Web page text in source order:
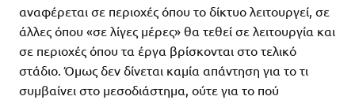
αναφέρεται σε περιοχές όπου το δίκτυο λειτουργεί, σε
άλλες όπου «σε λίγες μέρες» θα τεθεί σε λειτουργία και
σε περιοχές όπου τα έργα βρίσκονται στο τελικό
στάδιο. Όμως δεν δίνεται καμία απάντηση για το τι
συμβαίνει στο μεσοδιάστημα, ούτε για το πού